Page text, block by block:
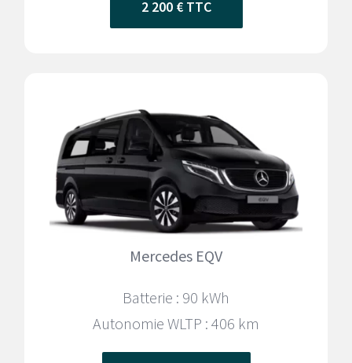
2 200 € TTC
Mercedes EQV
Batterie : 90 kWh
Autonomie WLTP : 406 km